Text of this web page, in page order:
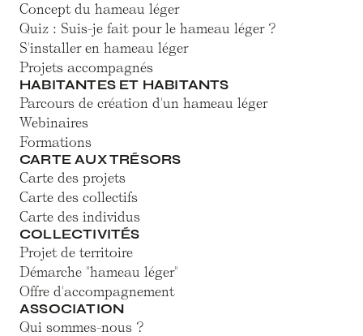
Concept du hameau léger
Quiz : Suis-je fait pour le hameau léger ?
S'installer en hameau léger
Projets accompagnés
HABITANTES ET HABITANTS
Parcours de création d'un hameau léger
Webinaires
Formations
CARTE AUX TRÉSORS
Carte des projets
Carte des collectifs
Carte des individus
COLLECTIVITÉS
Projet de territoire
Démarche "hameau léger"
Offre d'accompagnement
ASSOCIATION
Qui sommes-nous ?